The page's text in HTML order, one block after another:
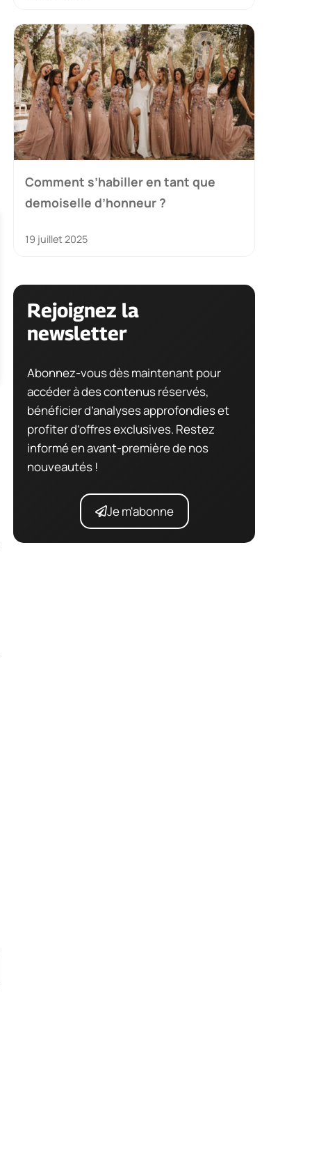
Comment s’habiller en tant que
demoiselle d’honneur ?
19 juillet 2025
Rejoignez la
newsletter
Abonnez-vous dès maintenant pour
accéder à des contenus réservés,
bénéficier d’analyses approfondies et
profiter d’offres exclusives. Restez
informé en avant-première de nos
nouveautés !
Je m'abonne